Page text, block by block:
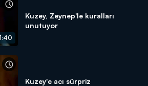
Kuzey, Zeynep'le kuralları
unutuyor
Kuzey'e acı sürpriz